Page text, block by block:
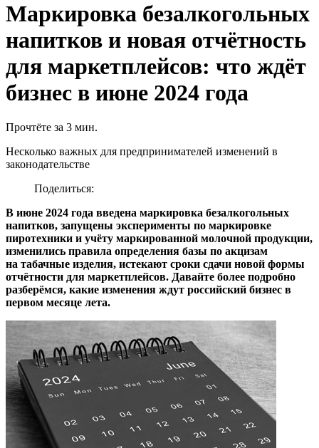
Маркировка безалкогольных
напитков и новая отчётность
для маркетплейсов: что ждёт
бизнес в июне 2024 года
Прочтёте за 3 мин.
Несколько важных для предпринимателей изменений в
законодательстве
Поделиться:
В июне 2024 года введена маркировка безалкогольных
напитков, запущены эксперименты по маркировке
пиротехники и учёту маркированной молочной продукции,
изменились правила определения базы по акцизам
на табачные изделия, истекают сроки сдачи новой формы
отчётности для маркетплейсов. Давайте более подробно
разберёмся, какие изменения ждут российский бизнес в
первом месяце лета.